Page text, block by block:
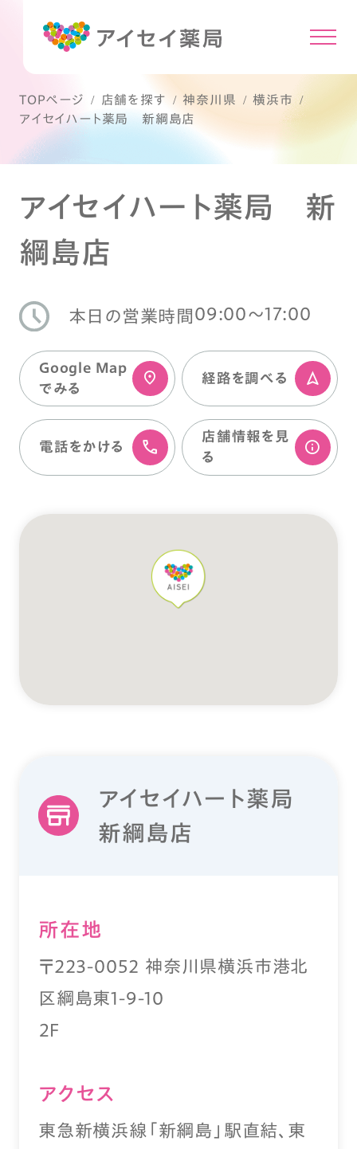
TOPページ 店舗を探す 神奈川県
横浜市
アイセイハート薬局 新綱島店
アイセイハート薬局 新
綱島店
本日の営業時間 09:00〜17:00
Google Map
でみる
経路を調べる
電話をかける
店舗情報を⾒
る
アイセイハート薬局
新綱島店
所在地
〒223-0052 神奈川県横浜市港北
区綱島東1-9-10
２F
アクセス
東急新横浜線「新綱島」駅直結、東